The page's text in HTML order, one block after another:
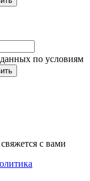
по условиям
с вами